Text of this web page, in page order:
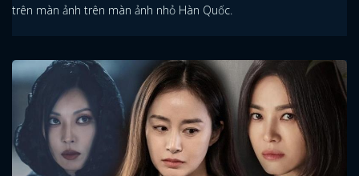
trên màn ảnh trên màn ảnh nhỏ Hàn Quốc.